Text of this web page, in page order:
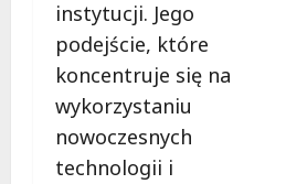
instytucji. Jego
podejście, które
koncentruje się na
wykorzystaniu
nowoczesnych
technologii i